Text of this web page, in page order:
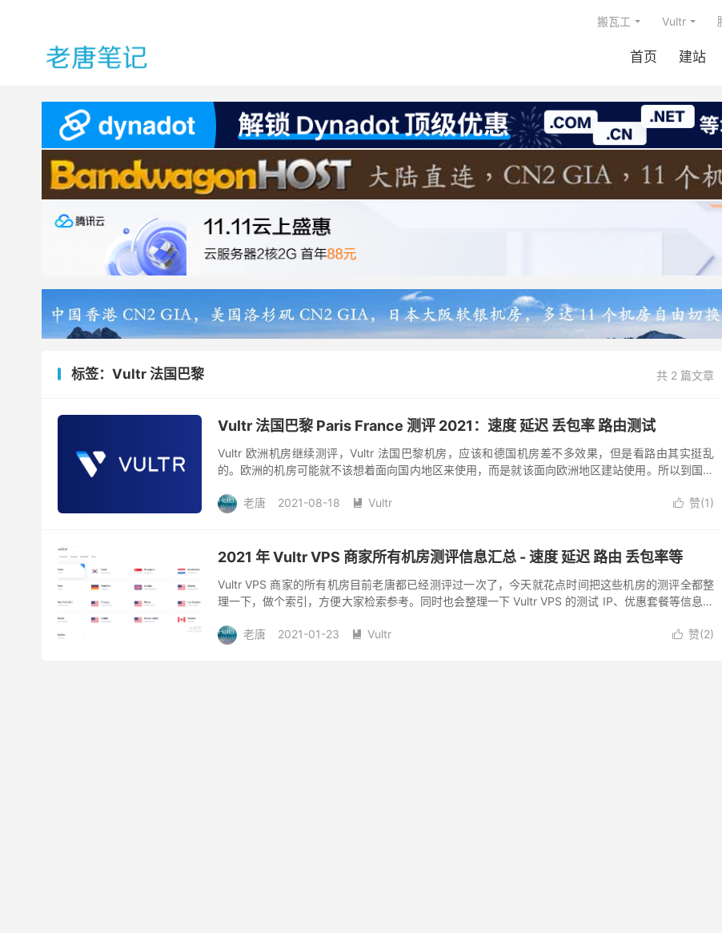
首页 建站
搬瓦工 Vultr
共 2 篇文章
标签：Vultr 法国巴黎
Vultr 法国巴黎 Paris France 测评 2021：速度 延迟 丢包率 路由测试
Vultr 欧洲机房继续测评，Vultr 法国巴黎机房，应该和德国机房差不多效果，但是看路由其实挺乱
的。欧洲的机房可能就不该想着面向国内地区来使用，而是就该面向欧洲地区建站使用。所以到国内
 赞(1)
老唐 2021-08-18  Vultr
2021 年 Vultr VPS 商家所有机房测评信息汇总 - 速度 延迟 路由 丢包率等
Vultr VPS 商家的所有机房目前老唐都已经测评过一次了，今天就花点时间把这些机房的测评全都整
理一下，做个索引，方便大家检索参考。同时也会整理一下 Vultr VPS 的测试 IP、优惠套餐等信息。
 赞(2)
老唐 2021-01-23  Vultr